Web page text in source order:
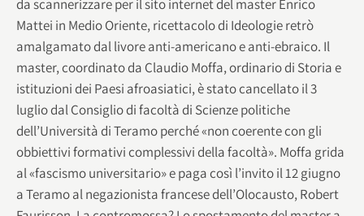
da scannerizzare per il sito internet del master Enrico
Mattei in Medio Oriente, ricettacolo di Ideologie retrò
amalgamato dal livore anti-americano e anti-ebraico. Il
master, coordinato da Claudio Moffa, ordinario di Storia e
istituzioni dei Paesi afroasiatici, è stato cancellato il 3
luglio dal Consiglio di facoltà di Scienze politiche
dell’Università di Teramo perché «non coerente con gli
obbiettivi formativi complessivi della facoltà». Moffa grida
al «fascismo universitario» e paga così l’invito il 12 giugno
a Teramo al negazionista francese dell’Olocausto, Robert